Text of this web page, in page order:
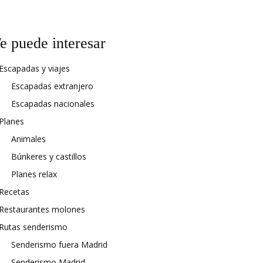
puede interesar
y viajes
Escapadas extranjero
Escapadas nacionales
Animales
Búnkeres y castillos
Planes relax
molones
senderismo
Senderismo fuera Madrid